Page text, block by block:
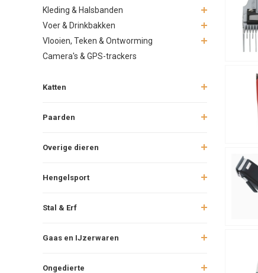
Kleding & Halsbanden
Voer & Drinkbakken
Vlooien, Teken & Ontworming
Camera's & GPS-trackers
Katten
Paarden
Overige dieren
Hengelsport
Stal & Erf
Gaas en IJzerwaren
Ongedierte